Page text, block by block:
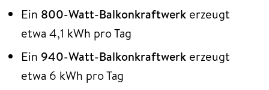
Ein 800-Watt-Balkonkraftwerk erzeugt
etwa 4,1 kWh pro Tag
Ein 940-Watt-Balkonkraftwerk erzeugt
etwa 6 kWh pro Tag